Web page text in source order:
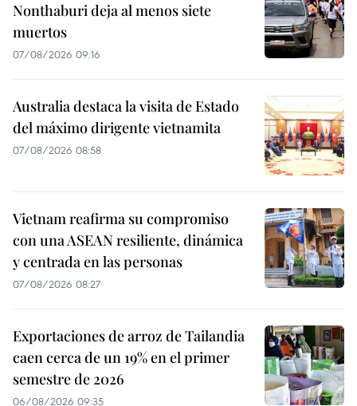
Nonthaburi deja al menos siete
muertos
07/08/2026 09:16
Australia destaca la visita de Estado
del máximo dirigente vietnamita
07/08/2026 08:58
Vietnam reafirma su compromiso
con una ASEAN resiliente, dinámica
y centrada en las personas
07/08/2026 08:27
Exportaciones de arroz de Tailandia
caen cerca de un 19% en el primer
semestre de 2026
06/08/2026 09:35